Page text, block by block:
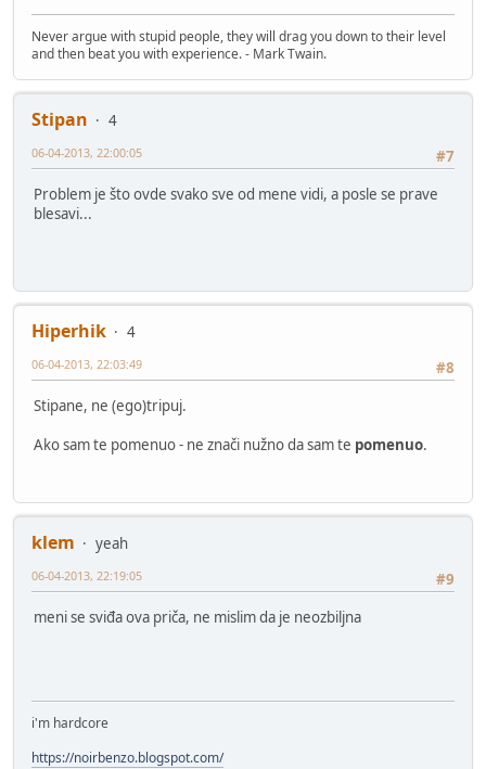
Never argue with stupid people, they will drag you down to their level
and then beat you with experience. - Mark Twain.
Stipan
4
#7
06-04-2013, 22:00:05
Problem je što ovde svako sve od mene vidi, a posle se prave
blesavi...
Hiperhik
4
#8
06-04-2013, 22:03:49
Stipane, ne (ego)tripuj.
Ako sam te pomenuo - ne znači nužno da sam te pomenuo.
klem
yeah
#9
06-04-2013, 22:19:05
meni se sviđa ova priča, ne mislim da je neozbiljna
i'm hardcore
https://noirbenzo.blogspot.com/